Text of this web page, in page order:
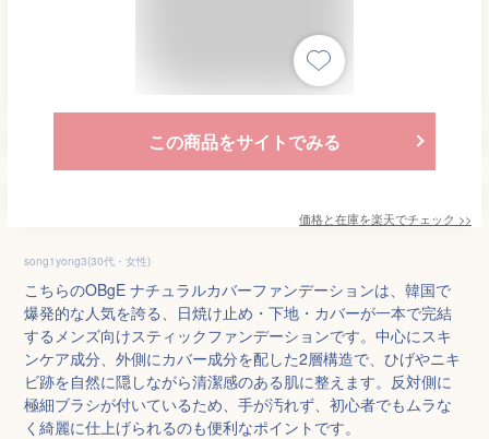
この商品をサイトでみる
価格と在庫を楽天でチェック >>
song1yong3(30代・女性)
こちらのOBgE ナチュラルカバーファンデーションは、韓国で
爆発的な人気を誇る、日焼け止め・下地・カバーが一本で完結
するメンズ向けスティックファンデーションです。中心にスキ
ンケア成分、外側にカバー成分を配した2層構造で、ひげやニキ
ビ跡を自然に隠しながら清潔感のある肌に整えます。反対側に
極細ブラシが付いているため、手が汚れず、初心者でもムラな
く綺麗に仕上げられるのも便利なポイントです。